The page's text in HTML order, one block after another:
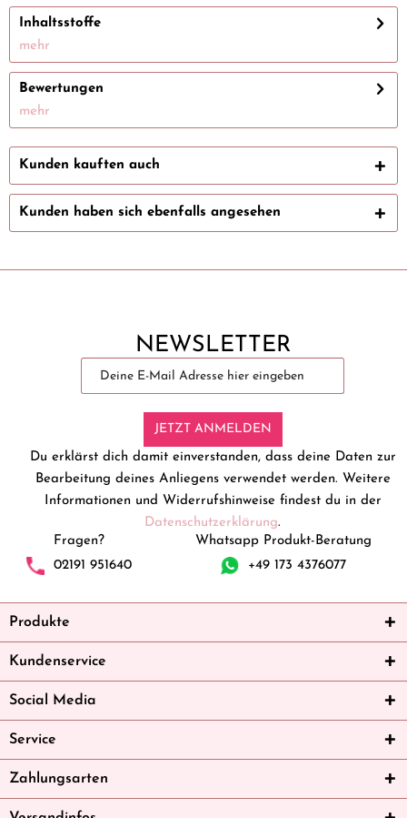
Inhaltsstoffe
mehr
Bewertungen
mehr
Kunden kauften auch
Kunden haben sich ebenfalls angesehen
NEWSLETTER
JETZT ANMELDEN
Du erklärst dich damit einverstanden, dass deine Daten zur
Bearbeitung deines Anliegens verwendet werden. Weitere
Informationen und Widerrufshinweise findest du in der
Datenschutzerklärung.
Fragen?
02191 951640
Whatsapp Produkt-Beratung
+49 173 4376077
Produkte
Kundenservice
Social Media
Service
Zahlungsarten